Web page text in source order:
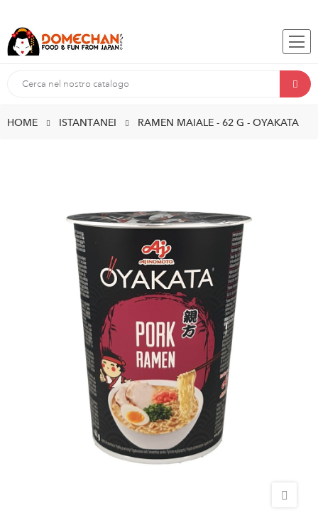
HOME ISTANTANEI RAMEN MAIALE - 62 G - OYAKATA